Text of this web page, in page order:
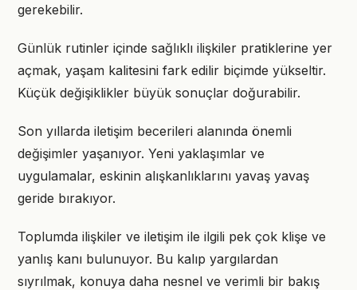
gerekebilir.
Günlük rutinler içinde sağlıklı ilişkiler pratiklerine yer
açmak, yaşam kalitesini fark edilir biçimde yükseltir.
Küçük değişiklikler büyük sonuçlar doğurabilir.
Son yıllarda iletişim becerileri alanında önemli
değişimler yaşanıyor. Yeni yaklaşımlar ve
uygulamalar, eskinin alışkanlıklarını yavaş yavaş
geride bırakıyor.
Toplumda ilişkiler ve iletişim ile ilgili pek çok klişe ve
yanlış kanı bulunuyor. Bu kalıp yargılardan
sıyrılmak, konuya daha nesnel ve verimli bir bakış